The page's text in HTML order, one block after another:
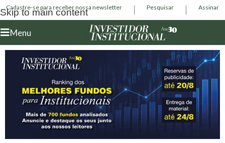
Skip to main content
Cadastre-se para receber nossa newsletter Pesquisar Assinar
Menu